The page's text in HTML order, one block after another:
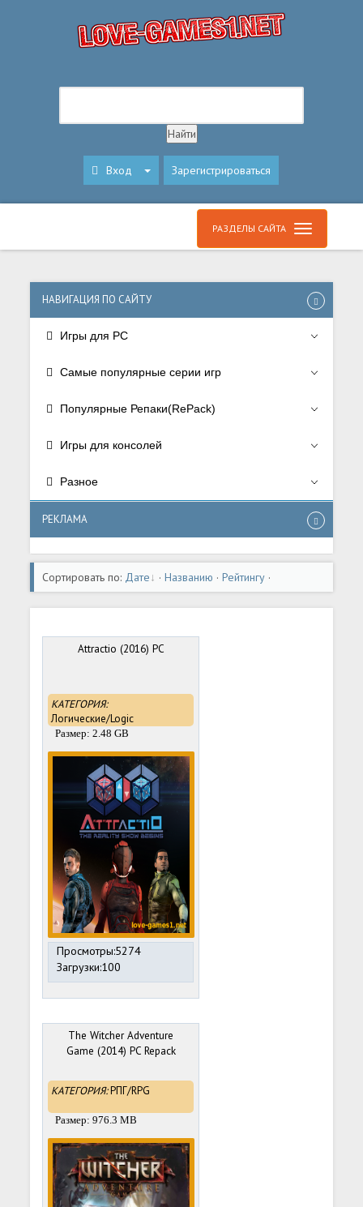
Вход Зарегистрироваться
РАЗДЕЛЫ САЙТА
НАВИГАЦИЯ ПО САЙТУ
Игры для PC
Самые популярные серии игр
Популярные Репаки(RePack)
Игры для консолей
Разное
РЕКЛАМА
Сортировать по: Дате ·Названию ·Рейтингу ·
Комментариям·Загрузкам·Просмотрам
Attractio (2016) PC
КАТЕГОРИЯ:
Логические/Logic
Размер: 2.48 GB
Просмотры:5274
Загрузки:100
The Witcher Adventure
Game (2014) PC Repack
КАТЕГОРИЯ:РПГ/RPG
Размер: 976.3 MB